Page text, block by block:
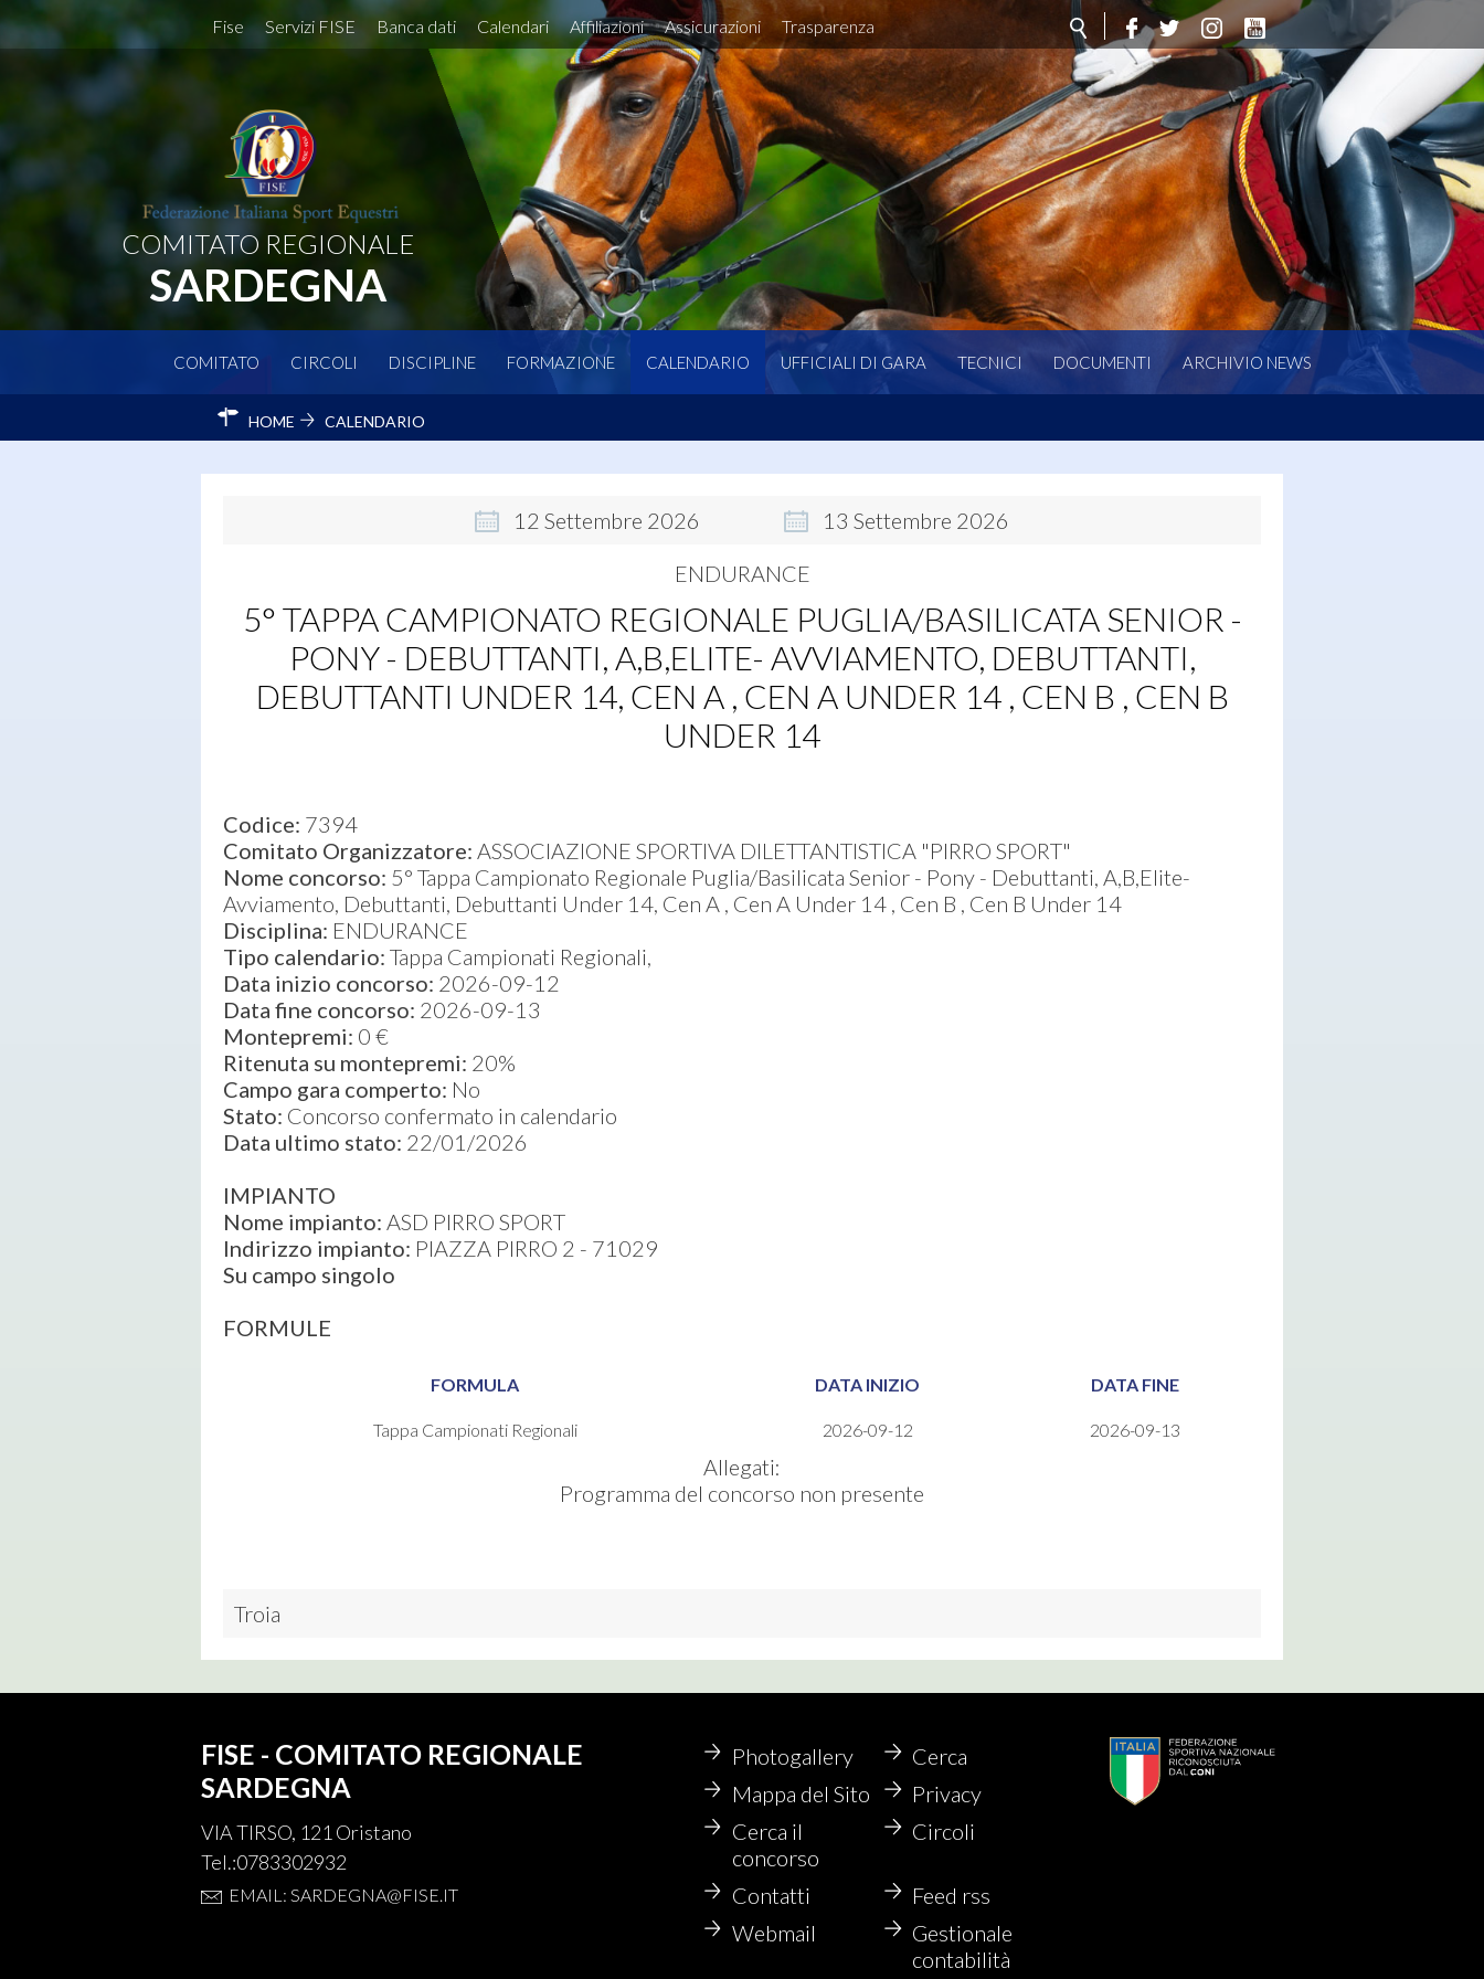
Fise Servizi FISE Banca dati Calendari Affiliazioni Assicurazioni Trasparenza
COMITATO REGIONALE
SARDEGNA
COMITATO CIRCOLI DISCIPLINE FORMAZIONE CALENDARIO UFFICIALI DI GARA TECNICI DOCUMENTI ARCHIVIO NEWS
HOME CALENDARIO
12 Settembre 2026 13 Settembre 2026
5° TAPPA CAMPIONATO REGIONALE PUGLIA/BASILICATA SENIOR -
PONY - DEBUTTANTI, A,B,ELITE- AVVIAMENTO, DEBUTTANTI,
DEBUTTANTI UNDER 14, CEN A , CEN A UNDER 14 , CEN B , CEN B
UNDER 14
Codice: 7394
Comitato Organizzatore: ASSOCIAZIONE SPORTIVA DILETTANTISTICA "PIRRO SPORT"
Nome concorso: 5° Tappa Campionato Regionale Puglia/Basilicata Senior - Pony - Debuttanti, A,B,Elite-
Avviamento, Debuttanti, Debuttanti Under 14, Cen A , Cen A Under 14 , Cen B , Cen B Under 14
Disciplina: ENDURANCE
Tipo calendario: Tappa Campionati Regionali,
Data inizio concorso: 2026-09-12
Data fine concorso: 2026-09-13
Montepremi: 0 €
Ritenuta su montepremi: 20%
Campo gara comperto: No
Stato: Concorso confermato in calendario
Data ultimo stato: 22/01/2026
IMPIANTO
Nome impianto: ASD PIRRO SPORT
Indirizzo impianto: PIAZZA PIRRO 2 - 71029
Su campo singolo
FORMULE
FORMULA DATA INIZIO DATA FINE
Tappa Campionati Regionali 2026-09-12 2026-09-13
Allegati:
Programma del concorso non presente
ENDURANCE
Troia
FISE - COMITATO REGIONALE
SARDEGNA
VIA TIRSO, 121 Oristano
Tel.:0783302932
EMAIL: SARDEGNA@FISE.IT
Photogallery
Cerca
Mappa del Sito
Privacy
Cerca il
concorso
Circoli
Contatti
Feed rss
Webmail
Gestionale
contabilità